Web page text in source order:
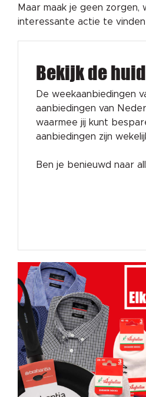
Maar maak je geen
interessante actie te
Bekijk de
De weekaanbiedingen
aanbiedingen van
waarmee jij kunt
aanbiedingen zijn
Ben je benieuwd naar